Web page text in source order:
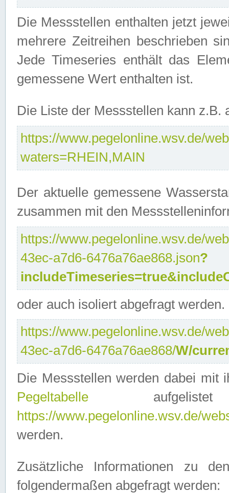
Die Messstellen enthalten jetzt
mehrere Zeitreihen beschrieben
Jede Timeseries enthält das
gemessene Wert enthalten ist.
Die Liste der Messstellen kann
https://www.pegelonline.wsv.de/
waters=RHEIN,MAIN
Der aktuelle gemessene
zusammen mit den
https://www.pegelonline.wsv.de/
43ec-a7d6-6476a76ae868.json?
oder auch isoliert abgefragt werden.
https://www.pegelonline.wsv.de/
43ec-a7d6-6476a76ae868/W/
Die Messstellen werden dabei mit
Pegeltabelle
https://www.pegelonline.wsv.de/
werden.
Zusätzliche Informationen zu
folgendermaßen abgefragt werden: